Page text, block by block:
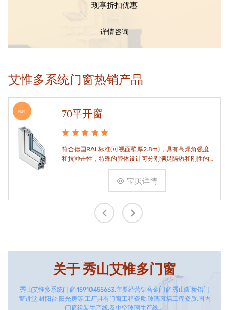
现享折扣优惠
详情咨询
艾惟多系统门窗热销产品
HOT 70平开窗
符合德国RAL标准(可视面壁厚2.8m)，具有高焊角强度
和抗冲击性，特殊的腔体设计可分别满足隔热和刚性的
宝贝详情
关于秀山艾惟多门窗
秀山艾惟多系统门窗:15910455663,主要经营铝合金门窗,秀山断桥铝门
窗讲堂,封阳台,阳光房等,工厂具有门窗工程资质,玻璃幕墙工程资质,国内
门窗组装生产线,及中空玻璃生产线。